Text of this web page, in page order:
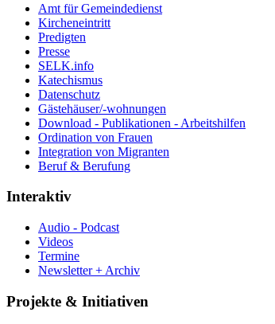
Amt für Gemeindedienst
Kircheneintritt
Predigten
Presse
SELK.info
Katechismus
Datenschutz
Gästehäuser/-wohnungen
Download - Publikationen - Arbeitshilfen
Ordination von Frauen
Integration von Migranten
Beruf & Berufung
Interaktiv
Audio - Podcast
Videos
Termine
Newsletter + Archiv
Projekte & Initiativen